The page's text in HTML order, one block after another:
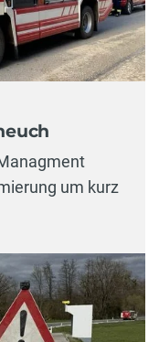
um kurz